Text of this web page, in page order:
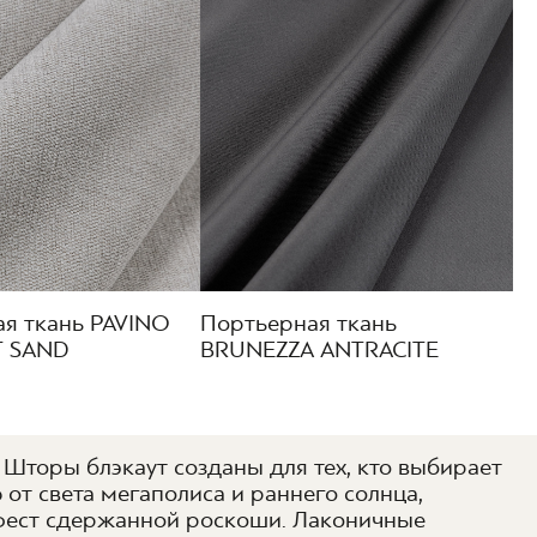
ткань PAVINO
SAND
Портьерная ткань
BRUNEZZA ANTRACITE
блэкаут созданы для тех, кто выбирает
света мегаполиса и раннего солнца,
сдержанной роскоши. Лаконичные